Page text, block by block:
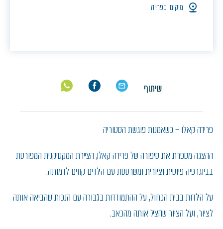
מיקום: ספרייה
שיתוף
פרידה קאלו – כשאמנות פוגשת הסטוריה
ההצגה מספרת את סיפורה של פרידה קאלו, הציירת המקסיקנית המפורטת
בביוגרפיה פיוטית וציורית ומשרטטת עם הילדים קווים לדמותה.
על הילדות בבית הכחול, על ההתמודדות בגבורה עם הנכות שהביאה אותה
לציור, ועל הציור שהציל אותה מהכאב.